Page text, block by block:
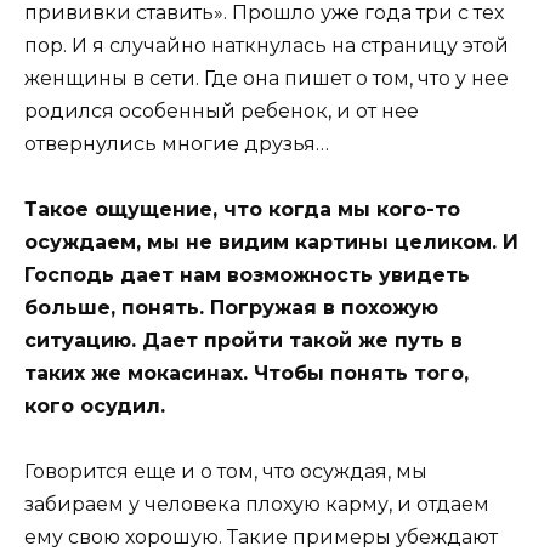
прививки ставить». Прошло уже года три с тех
пор. И я случайно наткнулась на страницу этой
женщины в сети. Где она пишет о том, что у нее
родился особенный ребенок, и от нее
отвернулись многие друзья…
Такое ощущение, что когда мы кого-то
осуждаем, мы не видим картины целиком. И
Господь дает нам возможность увидеть
больше, понять. Погружая в похожую
ситуацию. Дает пройти такой же путь в
таких же мокасинах. Чтобы понять того,
кого осудил.
Говорится еще и о том, что осуждая, мы
забираем у человека плохую карму, и отдаем
ему свою хорошую. Такие примеры убеждают